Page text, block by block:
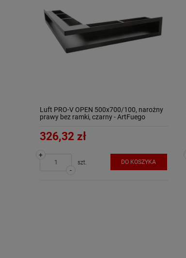
Luft PRO-V OPEN 500x700/100, narożny
prawy bez ramki, czarny - ArtFuego
326,32 zł
-
+
szt. DO KOSZYKA